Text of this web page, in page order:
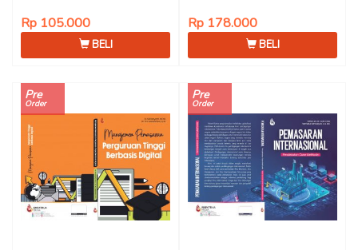
Rp 105.000
BELI
Rp 178.000
BELI
Pre
Order
Pre
Order